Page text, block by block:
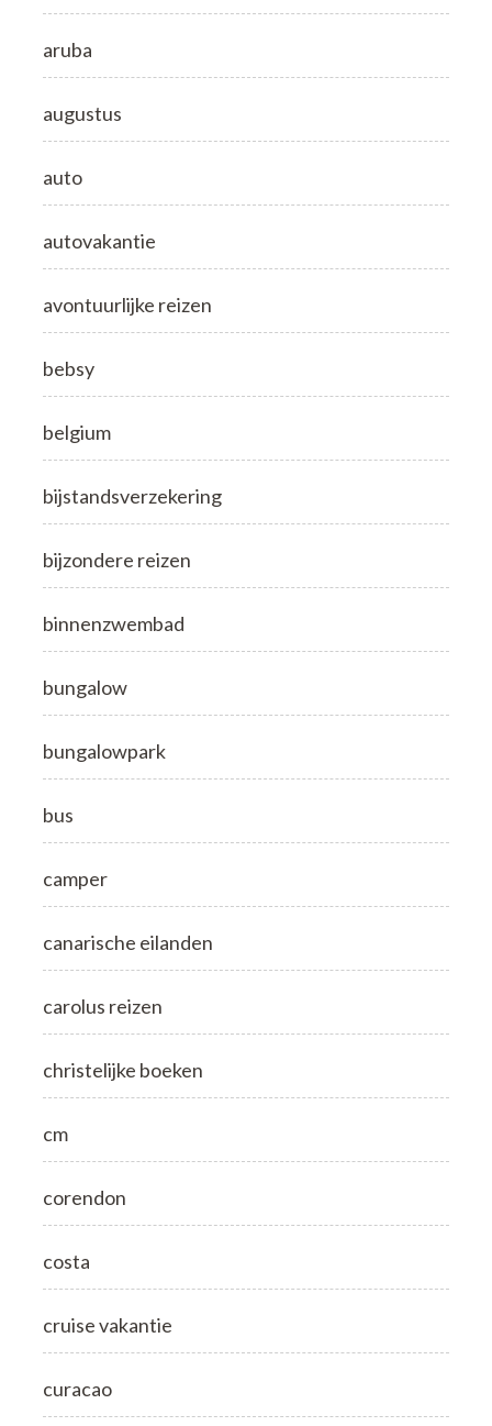
aruba
augustus
auto
autovakantie
avontuurlijke reizen
bebsy
belgium
bijstandsverzekering
bijzondere reizen
binnenzwembad
bungalow
bungalowpark
bus
camper
canarische eilanden
carolus reizen
christelijke boeken
cm
corendon
costa
cruise vakantie
curacao